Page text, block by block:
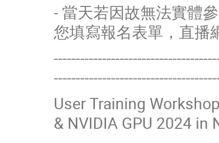
- 當天若因故無法實體
您填寫報名表單，直播
User Training
& NVIDIA GPU 2024 in